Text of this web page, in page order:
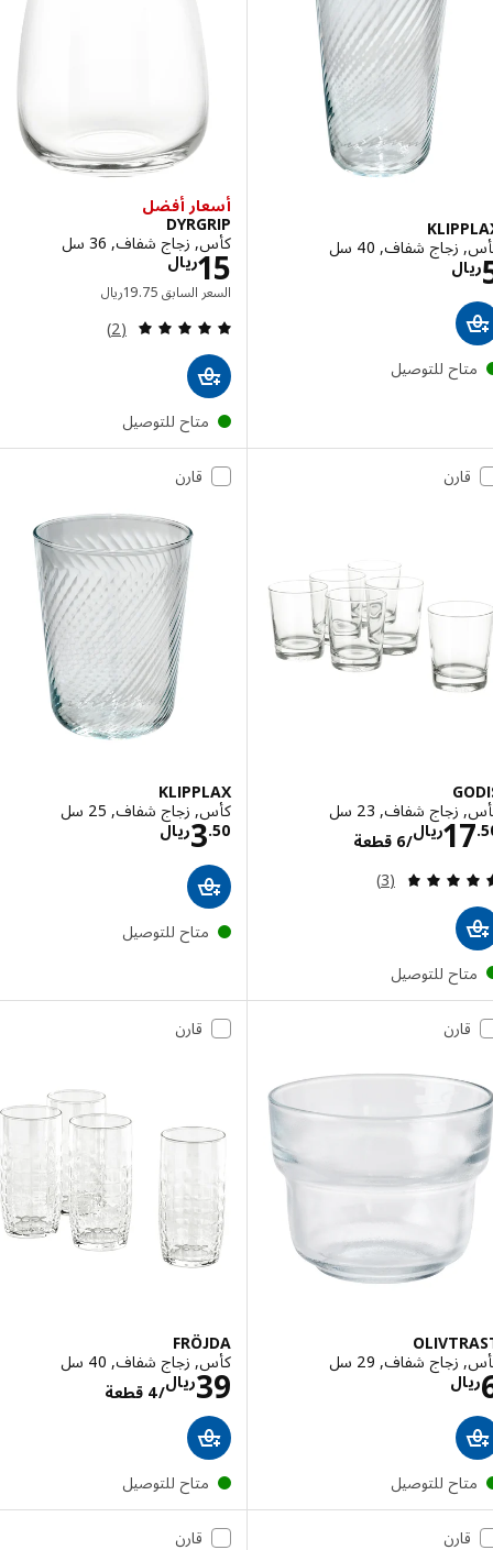
شفاف, 40 سل
الاسعار ريال 5
للتوصيل
أسعار أفضل
DYRGRIP
كأس, زجاج شفاف, 36 سل
ريال15 الاسعار ريال 15
السعر السابق ريال19 .75 السعر السابق ريال 19.75
مراجعة: 5 من أصل 5 نجوم. إجمالي المراجعات:
(2)
متاح للتوصيل
قارن
شفاف, 23 سل
ريال
/6 قطعة الاسعار ريال 17.50/6 قطعة
مراجعة: 4.7 من أصل 5 نجوم. إجمالي المراجعات:
(3)
للتوصيل
قارن
KLIPPLAX
كأس, زجاج شفاف, 25 سل
ريال3 الاسعار ريال 3.50
متاح للتوصيل
قارن
شفاف, 29 سل
الاسعار ريال 6
للتوصيل
قارن
FRÖJDA
كأس, زجاج شفاف, 40 سل
ريال39 /4 قطعة الاسعار ريال
متاح للتوصيل
قارن قارن